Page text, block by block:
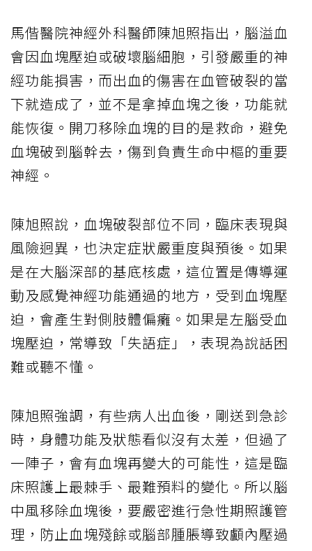
馬偕醫院神經外科醫師陳旭照指出，腦溢血
會因血塊壓迫或破壞腦細胞，引發嚴重的神
經功能損害，而出血的傷害在血管破裂的當
下就造成了，並不是拿掉血塊之後，功能就
能恢復。開刀移除血塊的目的是救命，避免
血塊破到腦幹去，傷到負責生命中樞的重要
神經。
陳旭照說，血塊破裂部位不同，臨床表現與
風險迥異，也決定症狀嚴重度與預後。如果
是在大腦深部的基底核處，這位置是傳導運
動及感覺神經功能通過的地方，受到血塊壓
迫，會產生對側肢體偏癱。如果是左腦受血
塊壓迫，常導致「失語症」，表現為說話困
難或聽不懂。
陳旭照強調，有些病人出血後，剛送到急診
時，身體功能及狀態看似沒有太差，但過了
一陣子，會有血塊再變大的可能性，這是臨
床照護上最棘手、最難預料的變化。所以腦
中風移除血塊後，要嚴密進行急性期照護管
理，防止血塊殘餘或腦部腫脹導致顱內壓過